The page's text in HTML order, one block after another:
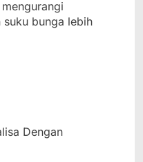
suku bunga lebih
Dengan